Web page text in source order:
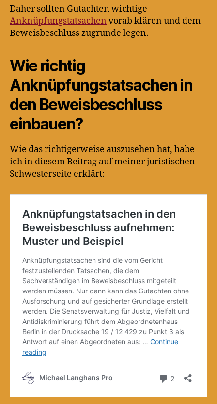
Daher sollten Gutachten wichtige
Anknüpfungstatsachen vorab klären und dem
Beweisbeschluss zugrunde legen.
Wie richtig
Anknüpfungstatsachen in
den Beweisbeschluss
einbauen?
Wie das richtigerweise auszusehen hat, habe
ich in diesem Beitrag auf meiner juristischen
Schwesterseite erklärt: